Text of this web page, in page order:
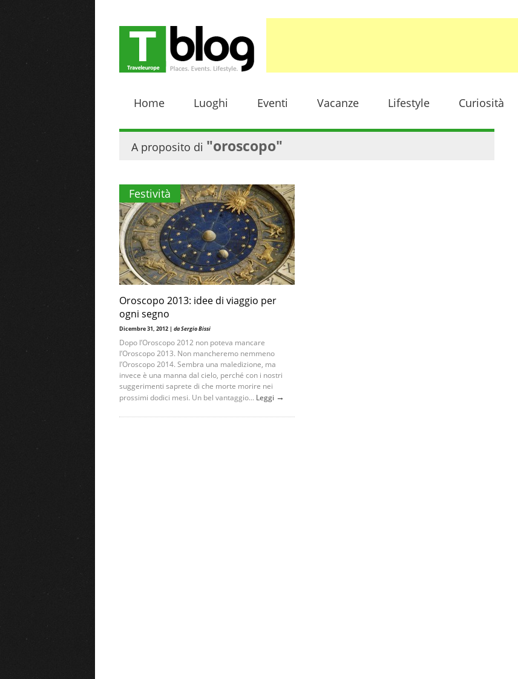
Home Luoghi Eventi Vacanze Lifestyle Curiosità
A proposito di "oroscopo"
Festività
Oroscopo 2013: idee di viaggio per
ogni segno
Dicembre 31, 2012 | da Sergio Bissi
Dopo l’Oroscopo 2012 non poteva mancare
l’Oroscopo 2013. Non mancheremo nemmeno
l’Oroscopo 2014. Sembra una maledizione, ma
invece è una manna dal cielo, perché con i nostri
suggerimenti saprete di che morte morire nei
prossimi dodici mesi. Un bel vantaggio... Leggi →